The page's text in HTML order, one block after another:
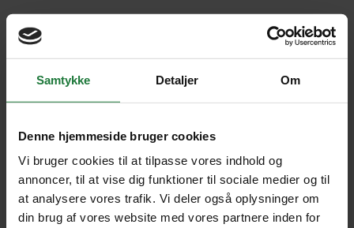
Samtykke Detaljer Om
Denne hjemmeside bruger cookies
Vi bruger cookies til at tilpasse vores indhold og
annoncer, til at vise dig funktioner til sociale medier og til
at analysere vores trafik. Vi deler også oplysninger om
din brug af vores website med vores partnere inden for
Oh no!
action again.